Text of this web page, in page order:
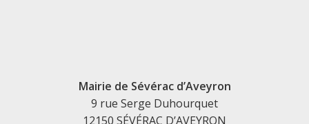
Mairie de Sévérac d’Aveyron
9 rue Serge Duhourquet
12150 SÉVÉRAC D’AVEYRON